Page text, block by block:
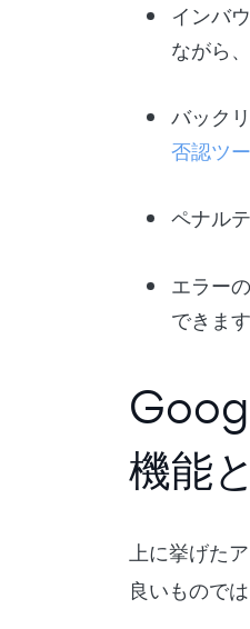
インバ
ながら
バック
否認ツ
ペナル
エラー
できま
機能
上に挙げた
良いもので